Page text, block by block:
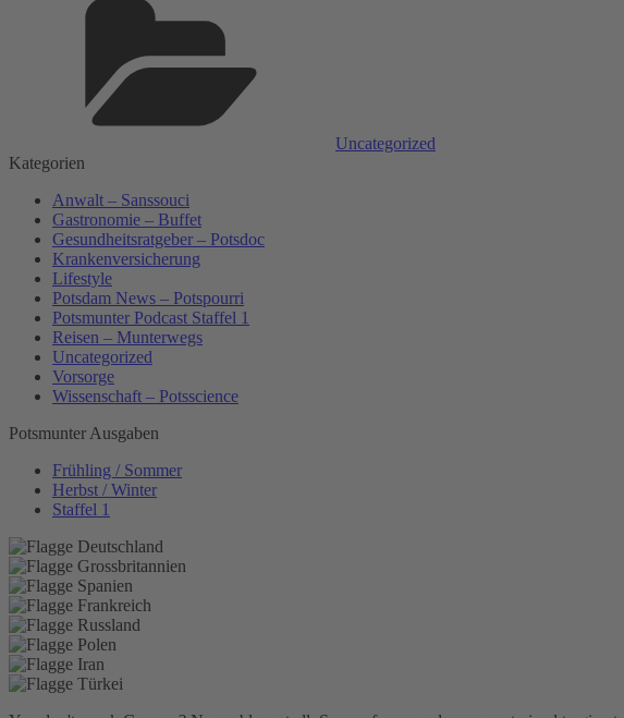
Uncategorized
Kategorien
Anwalt – Sanssouci
Gastronomie – Buffet
Gesundheitsratgeber – Potsdoc
Krankenversicherung
Lifestyle
Potsdam News – Potspourri
Potsmunter Podcast Staffel 1
Reisen – Munterwegs
Uncategorized
Vorsorge
Wissenschaft – Potsscience
Potsmunter Ausgaben
Frühling / Sommer
Herbst / Winter
Staffel 1